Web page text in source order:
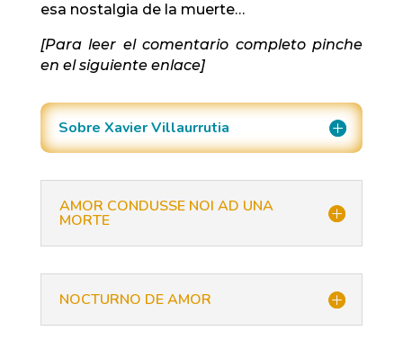
esa nostalgia de la muerte…
[Para leer el comentario completo pinche
en el siguiente enlace]
Sobre Xavier Villaurrutia
AMOR CONDUSSE NOI AD UNA
MORTE
NOCTURNO DE AMOR